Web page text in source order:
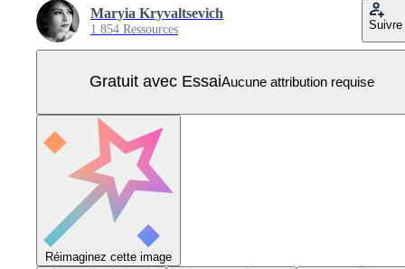
Maryia Kryvaltsevich
1 854 Ressources Suivre
Gratuit avec EssaiAucune attribution requise
Réimaginez cette image